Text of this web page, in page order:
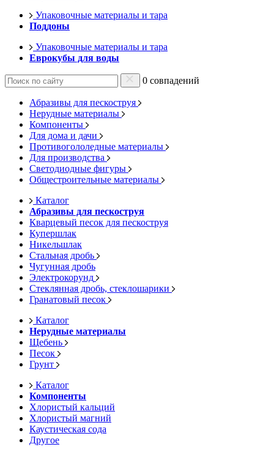
Упаковочные материалы и тара
Поддоны
Упаковочные материалы и тара
Еврокубы для воды
0 совпадений
Абразивы для пескоструя
Нерудные материалы
Компоненты
Для дома и дачи
Противогололедные материалы
Для производства
Светодиодные фигуры
Общестроительные материалы
Каталог
Абразивы для пескоструя
Кварцевый песок для пескоструя
Купершлак
Никельшлак
Стальная дробь
Чугунная дробь
Электрокорунд
Стеклянная дробь, стеклошарики
Гранатовый песок
Каталог
Нерудные материалы
Щебень
Песок
Грунт
Каталог
Компоненты
Хлористый кальций
Хлористый магний
Каустическая сода
Другое